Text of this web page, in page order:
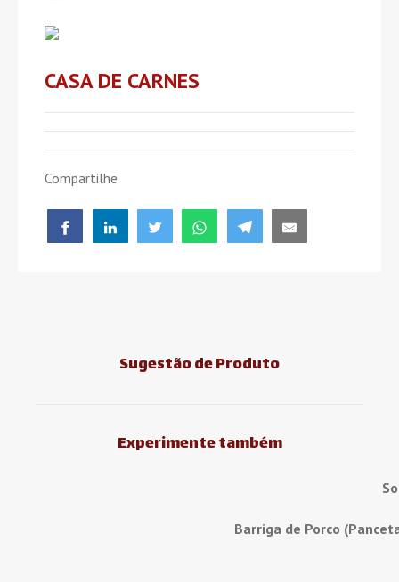
CASA DE CARNES
Compartilhe
Sugestão de Produto
Experimente também
Barriga de Porco